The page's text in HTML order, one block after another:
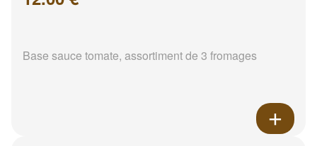
Base sauce tomate, assortiment de 3 fromages